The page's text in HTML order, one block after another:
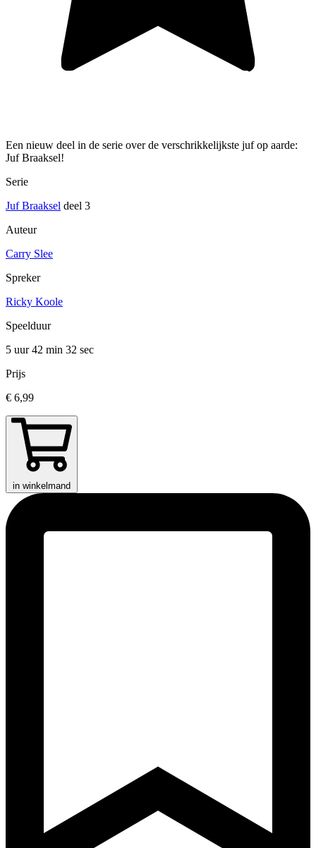
Een nieuw deel in de serie over de verschrikkelijkste juf op aarde:
Juf Braaksel!
Serie
Juf Braaksel deel 3
Auteur
Carry Slee
Spreker
Ricky Koole
Speelduur
5 uur 42 min 32 sec
Prijs
€ 6,99
in winkelmand